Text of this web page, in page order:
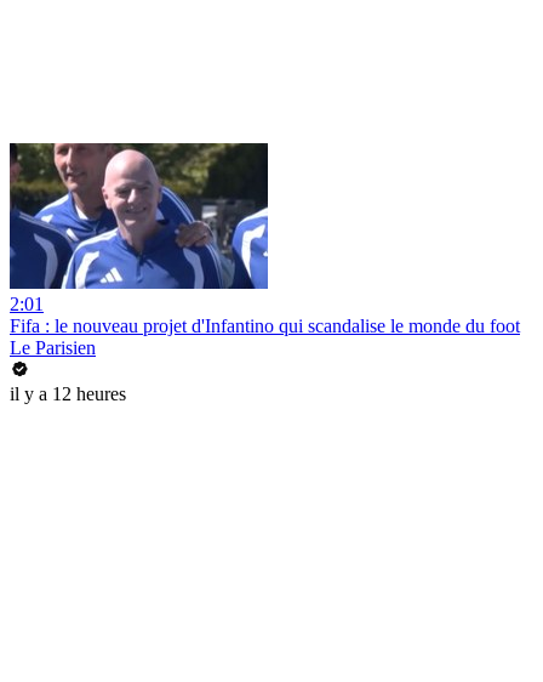
2:01
Fifa : le nouveau projet d'Infantino qui scandalise le monde du foot
Le Parisien
il y a 12 heures